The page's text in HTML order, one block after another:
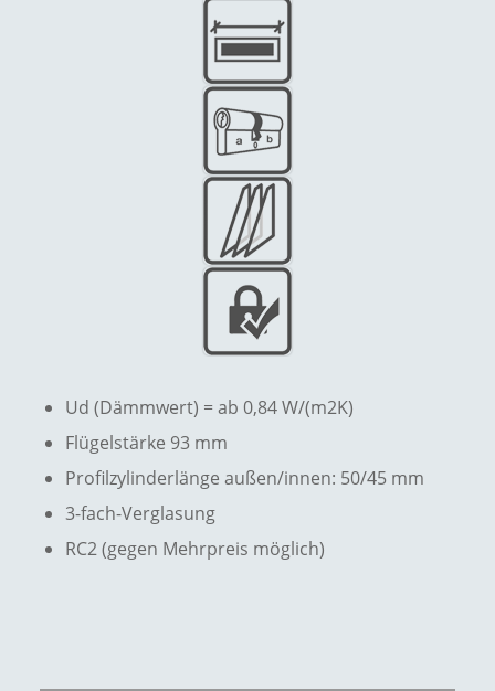
Ud (Dämmwert) = ab 0,84 W/(m2K)
Flügelstärke 93 mm
Profilzylinderlänge außen/innen: 50/45 mm
3-fach-Verglasung
RC2 (gegen Mehrpreis möglich)